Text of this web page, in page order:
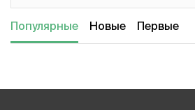
Популярные Новые Первые